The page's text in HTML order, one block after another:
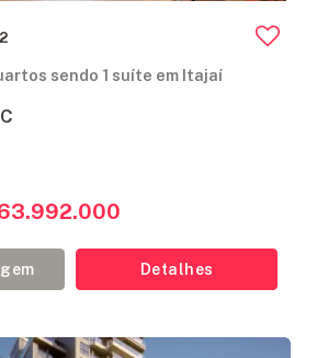
2
sendo 1 suíte em Itajaí
Detalhes